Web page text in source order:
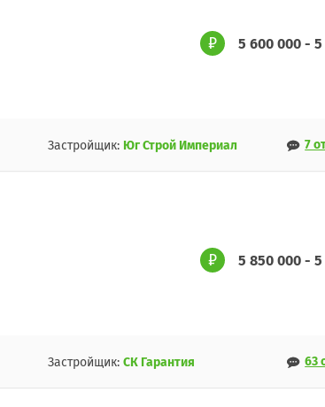
5 600 000 -
Застройщик: Юг Строй Империал 7
5 850 000 -
Застройщик:СК Гарантия 63